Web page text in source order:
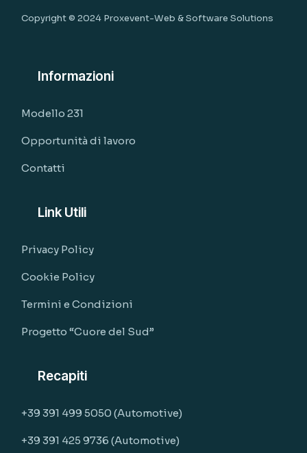
Copyright © 2024 Proxevent-Web & Software Solutions
Informazioni
Modello 231
Opportunità di lavoro
Contatti
Link Utili
Privacy Policy
Cookie Policy
Termini e Condizioni
Progetto “Cuore del Sud”
Recapiti
+39 391 499 5050 (Automotive)
+39 391 425 9736 (Automotive)